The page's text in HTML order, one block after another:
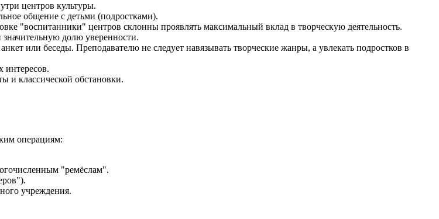
центров культуры.
общение с детьми (подростками).
"воспитанники" центров склонны проявлять максимальный вклад в творческую деятельность.
долю уверенности.
или беседы. Преподавателю не следует навязывать творческие жанры, а увлекать подростков в
интересов.
и классической обстановки.
операциям:
"ремёслам".
учреждения.